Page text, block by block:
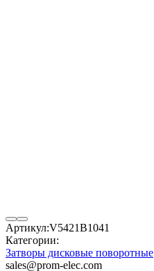
Артикул:V5421B1041
Категории:
Затворы дисковые поворотные
sales@prom-elec.com